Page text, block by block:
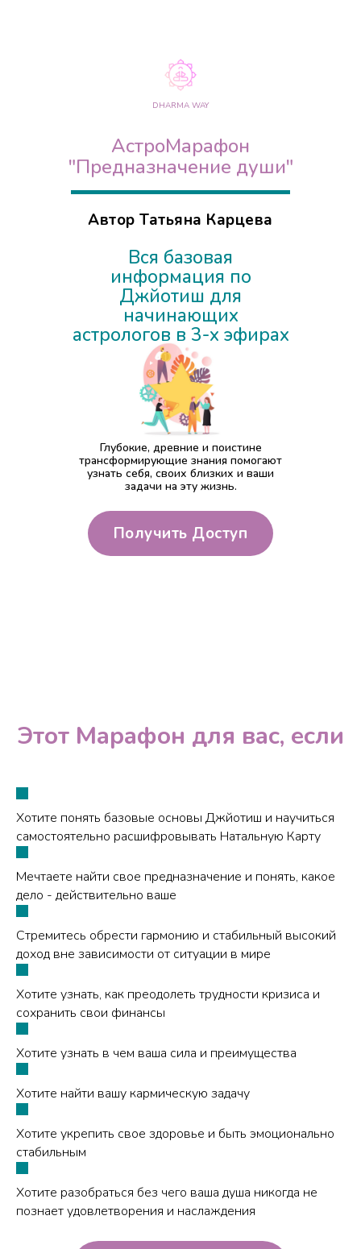
Получить Доступ
АстроМарафон
"Предназначение души"
Вся базовая
информация по
Джйотиш для
начинающих
астрологов в 3-х эфирах
DHARMA WAY
Автор Татьяна Карцева
Глубокие, древние и поистине
трансформирующие знания помогают
узнать себя, своих близких и ваши
задачи на эту жизнь.
Этот Марафон для вас, если
Хотите понять базовые основы Джйотиш и научиться
самостоятельно расшифровывать Натальную Карту
Мечтаете найти свое предназначение и понять, какое
дело - действительно ваше
Стремитесь обрести гармонию и стабильный высокий
доход вне зависимости от ситуации в мире
Хотите узнать, как преодолеть трудности кризиса и
сохранить свои финансы
Хотите узнать в чем ваша сила и преимущества
Хотите найти вашу кармическую задачу
Хотите укрепить свое здоровье и быть эмоционально
стабильным
Хотите разобраться без чего ваша душа никогда не
познает удовлетворения и наслаждения